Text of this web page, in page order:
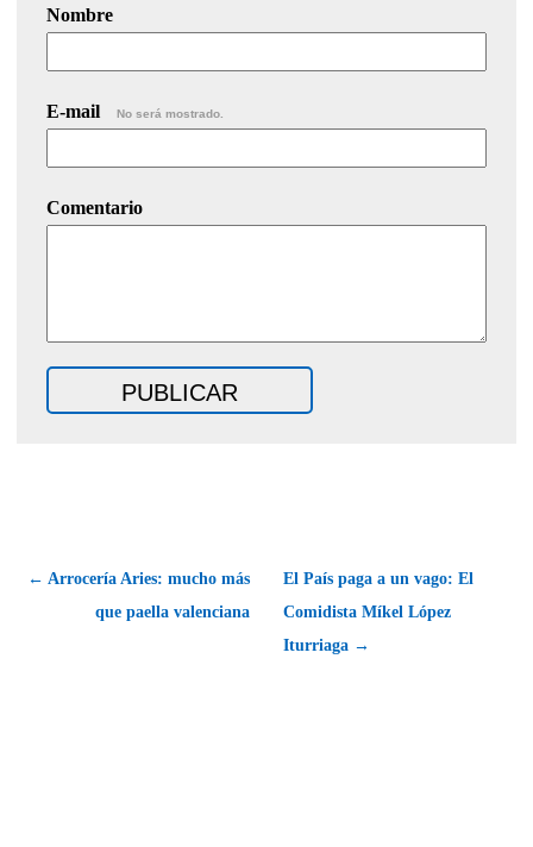
Nombre
E-mail No será mostrado.
Comentario
← Arrocería Aries: mucho más
que paella valenciana
El País paga a un vago: El
Comidista Míkel López
Iturriaga →